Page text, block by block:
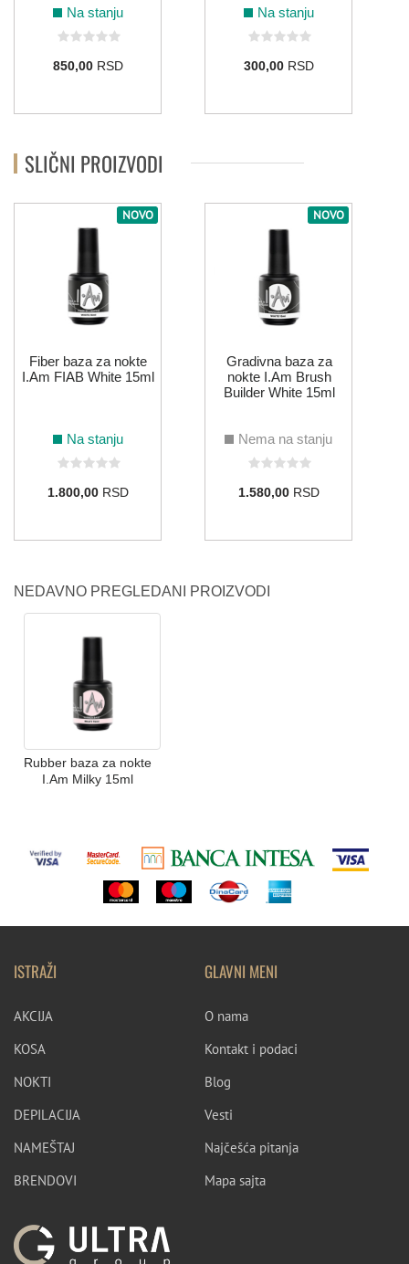
Na stanju
850,00RSD
Na stanju
300,00RSD
SLIČNI PROIZVODI
NOVO
Fiber baza za nokte
I.Am FIAB White 15ml
Na stanju
1.800,00RSD
NOVO
Gradivna baza za
nokte I.Am Brush
Builder White 15ml
Nema na stanju
1.580,00RSD
NEDAVNO PREGLEDANI PROIZVODI
Rubber baza za nokte
I.Am Milky 15ml
ISTRAŽI
AKCIJA
KOSA
NOKTI
DEPILACIJA
NAMEŠTAJ
BRENDOVI
GLAVNI MENI
O nama
Kontakt i podaci
Blog
Vesti
Najčešća pitanja
Mapa sajta